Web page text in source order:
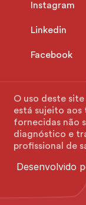
Instagram
Linkedin
Facebook
O uso deste
está sujeito aos
fornecidas não
diagnóstico e
profissional de
Desenvolvido